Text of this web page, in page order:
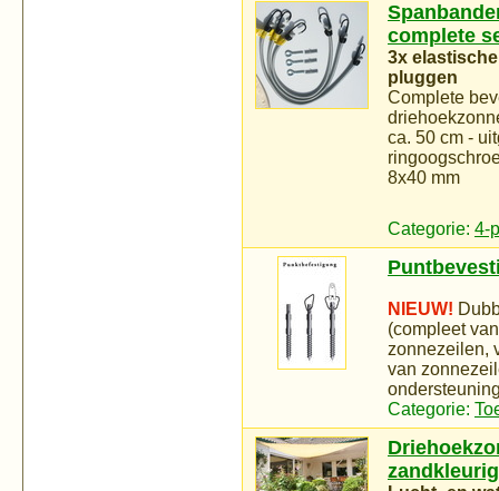
complete
3x
pluggen
Complete
ca. 50 cm -
8x40 mm
Categorie: 4-
NIEUW!
(compleet
zonnezeilen,
van
Categorie: